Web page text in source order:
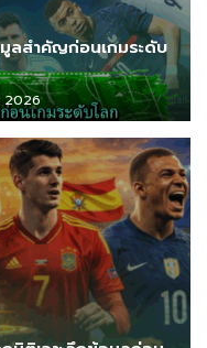
ลสำคัญก่อนเกมระดับ
2026